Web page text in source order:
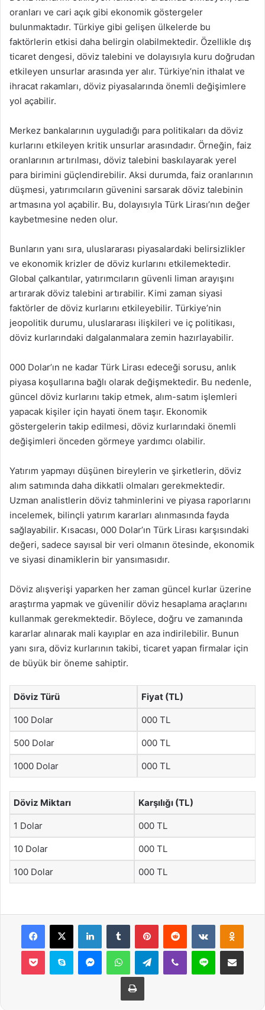
oranları ve cari açık gibi ekonomik göstergeler
bulunmaktadır. Türkiye gibi gelişen ülkelerde bu
faktörlerin etkisi daha belirgin olabilmektedir. Özellikle dış
ticaret dengesi, döviz talebini ve dolayısıyla kuru doğrudan
etkileyen unsurlar arasında yer alır. Türkiye’nin ithalat ve
ihracat rakamları, döviz piyasalarında önemli değişimlere
yol açabilir.
Merkez bankalarının uyguladığı para politikaları da döviz
kurlarını etkileyen kritik unsurlar arasındadır. Örneğin, faiz
oranlarının artırılması, döviz talebini baskılayarak yerel
para birimini güçlendirebilir. Aksi durumda, faiz oranlarının
düşmesi, yatırımcıların güvenini sarsarak döviz talebinin
artmasına yol açabilir. Bu, dolayısıyla Türk Lirası’nın değer
kaybetmesine neden olur.
Bunların yanı sıra, uluslararası piyasalardaki belirsizlikler
ve ekonomik krizler de döviz kurlarını etkilemektedir.
Global çalkantılar, yatırımcıların güvenli liman arayışını
artırarak döviz talebini artırabilir. Kimi zaman siyasi
faktörler de döviz kurlarını etkileyebilir. Türkiye’nin
jeopolitik durumu, uluslararası ilişkileri ve iç politikası,
döviz kurlarındaki dalgalanmalara zemin hazırlayabilir.
000 Dolar’ın ne kadar Türk Lirası edeceği sorusu, anlık
piyasa koşullarına bağlı olarak değişmektedir. Bu nedenle,
güncel döviz kurlarını takip etmek, alım-satım işlemleri
yapacak kişiler için hayati önem taşır. Ekonomik
göstergelerin takip edilmesi, döviz kurlarındaki önemli
değişimleri önceden görmeye yardımcı olabilir.
Yatırım yapmayı düşünen bireylerin ve şirketlerin, döviz
alım satımında daha dikkatli olmaları gerekmektedir.
Uzman analistlerin döviz tahminlerini ve piyasa raporlarını
incelemek, bilinçli yatırım kararları alınmasında fayda
sağlayabilir. Kısacası, 000 Dolar’ın Türk Lirası karşısındaki
değeri, sadece sayısal bir veri olmanın ötesinde, ekonomik
ve siyasi dinamiklerin bir yansımasıdır.
Döviz alışverişi yaparken her zaman güncel kurlar üzerine
araştırma yapmak ve güvenilir döviz hesaplama araçlarını
kullanmak gerekmektedir. Böylece, doğru ve zamanında
kararlar alınarak mali kayıplar en aza indirilebilir. Bunun
yanı sıra, döviz kurlarının takibi, ticaret yapan firmalar için
de büyük bir öneme sahiptir.
Döviz Türü Fiyat (TL)
100 Dolar 000 TL
500 Dolar 000 TL
1000 Dolar 000 TL
Döviz Miktarı Karşılığı (TL)
1 Dolar 000 TL
10 Dolar 000 TL
100 Dolar 000 TL
Facebook
X LinkedInTumblr PinterestReddit VKontakte
Pocket Skype MessengerWhatsAppTelegramViber Line E-Posta ile
Yazdır